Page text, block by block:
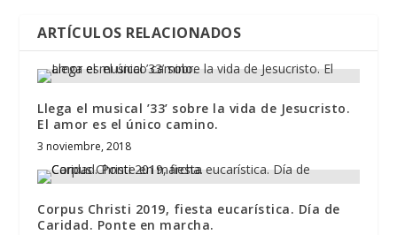
ARTÍCULOS RELACIONADOS
Llega el musical ’33’ sobre la vida de Jesucristo.
El amor es el único camino.
3 noviembre, 2018
Corpus Christi 2019, fiesta eucarística. Día de
Caridad. Ponte en marcha.